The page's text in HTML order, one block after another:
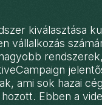
kiválasztása
vállalkozás
ami sok hazai
Ebben a